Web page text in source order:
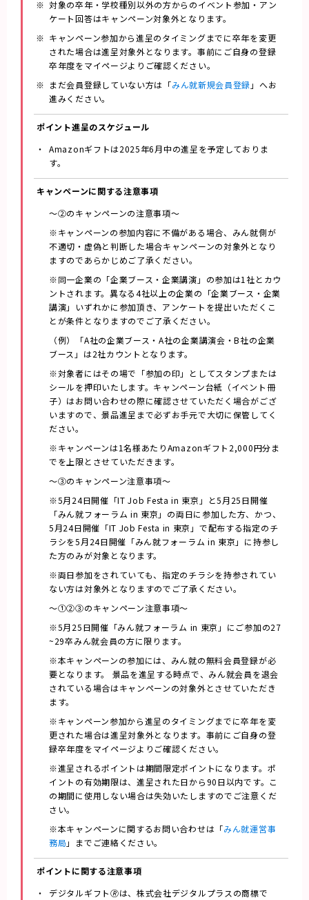
対象の卒年・学校種別以外の方からのイベント参加・アン
ケート回答はキャンペーン対象外となります。
キャンペーン参加から進呈のタイミングまでに卒年を変更
された場合は進呈対象外となります。事前にご自身の登録
卒年度をマイページよりご確認ください。
まだ会員登録していない方は「みん就新規会員登録 」へお
進みください。
ポイント進呈のスケジュール
Amazonギフトは2025年6月中の進呈を予定しておりま
す。
キャンペーンに関する注意事項
～②のキャンペーンの注意事項～
※キャンペーンの参加内容に不備がある場合、みん就側が
不適切・虚偽と判断した場合キャンペーンの対象外となり
ますのであらかじめご了承ください。
※同一企業の「企業ブース・企業講演」の参加は1社とカウ
ントされます。異なる4社以上の企業の「企業ブース・企業
講演」いずれかに参加頂き、アンケートを提出いただくこ
とが条件となりますのでご了承ください。
（例）「A社の企業ブース・A社の企業講演会・B社の企業
ブース」は2社カウントとなります。
※対象者にはその場で「参加の印」としてスタンプまたは
シールを押印いたします。キャンペーン台紙（イベント冊
子）はお問い合わせの際に確認させていただく場合がござ
いますので、景品進呈まで必ずお手元で大切に保管してく
ださい。
※キャンペーンは1名様あたりAmazonギフト2,000円分ま
でを上限とさせていただきます。
～③のキャンペーン注意事項～
※5月24日開催「IT Job Festa in 東京」と5月25日開催
「みん就フォーラム in 東京」の両日に参加した方、かつ、
5月24日開催「IT Job Festa in 東京」で配布する指定のチ
ラシを5月24日開催「みん就フォーラム in 東京」に持参し
た方のみが対象となります。
※両日参加をされていても、指定のチラシを持参されてい
ない方は対象外となりますのでご了承ください。
～①②③のキャンペーン注意事項～
※5月25日開催「みん就フォーラム in 東京」にご参加の27
~29卒みん就会員の方に限ります。
※本キャンペーンの参加には、みん就の無料会員登録が必
要となります。 景品を進呈する時点で、みん就会員を退会
されている場合はキャンペーンの対象外とさせていただき
ます。
※キャンペーン参加から進呈のタイミングまでに卒年を変
更された場合は進呈対象外となります。事前にご自身の登
録卒年度をマイページよりご確認ください。
※進呈されるポイントは期間限定ポイントになります。ポ
イントの有効期限は、進呈された日から90日以内です。こ
の期間に使用しない場合は失効いたしますのでご注意くだ
さい。
※本キャンペーンに関するお問い合わせは「みん就運営事
務局 」までご連絡ください。
ポイントに関する注意事項
デジタルギフト🄬は、株式会社デジタルプラスの商標で